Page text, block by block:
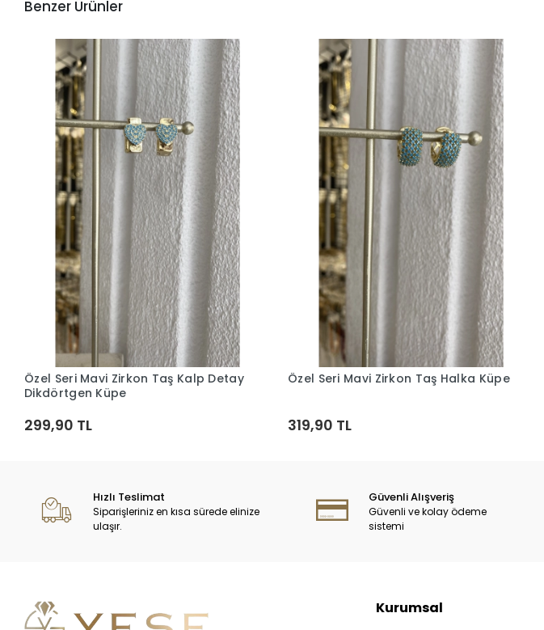
Benzer Ürünler
Sepete Ekle
Özel Seri Mavi Zirkon Taş Kalp Detay
Dikdörtgen Küpe
299,90 TL
Sepete Ekle
Özel Seri Mavi Zirkon Taş Halka Küpe
319,90 TL
Hızlı Teslimat
Siparişleriniz en kısa sürede elinize
ulaşır.
Güvenli Alışveriş
Güvenli ve kolay ödeme
sistemi
Kurumsal